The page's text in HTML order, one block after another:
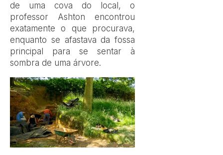
de uma cova do local, o
professor Ashton encontrou
exatamente o que procurava,
enquanto se afastava da fossa
principal para se sentar à
sombra de uma árvore.